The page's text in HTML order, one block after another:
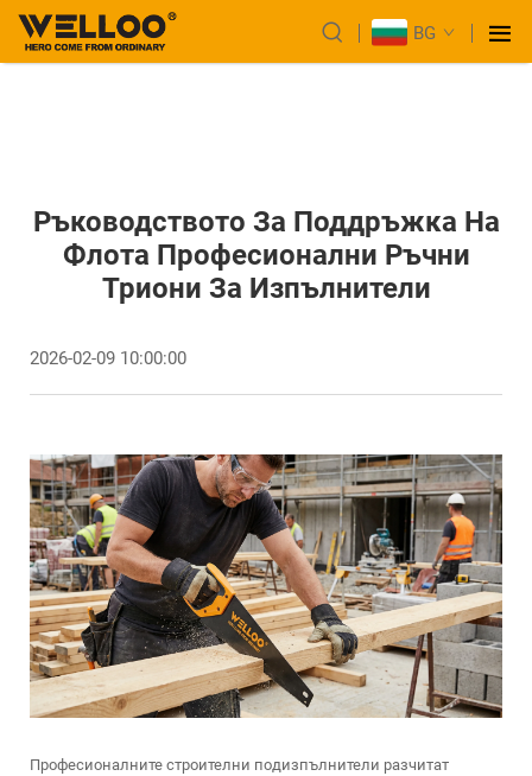
BG
Ръководството За Поддръжка На
Флота Професионални Ръчни
Триони За Изпълнители
2026-02-09 10:00:00
Професионалните строителни подизпълнители разчитат